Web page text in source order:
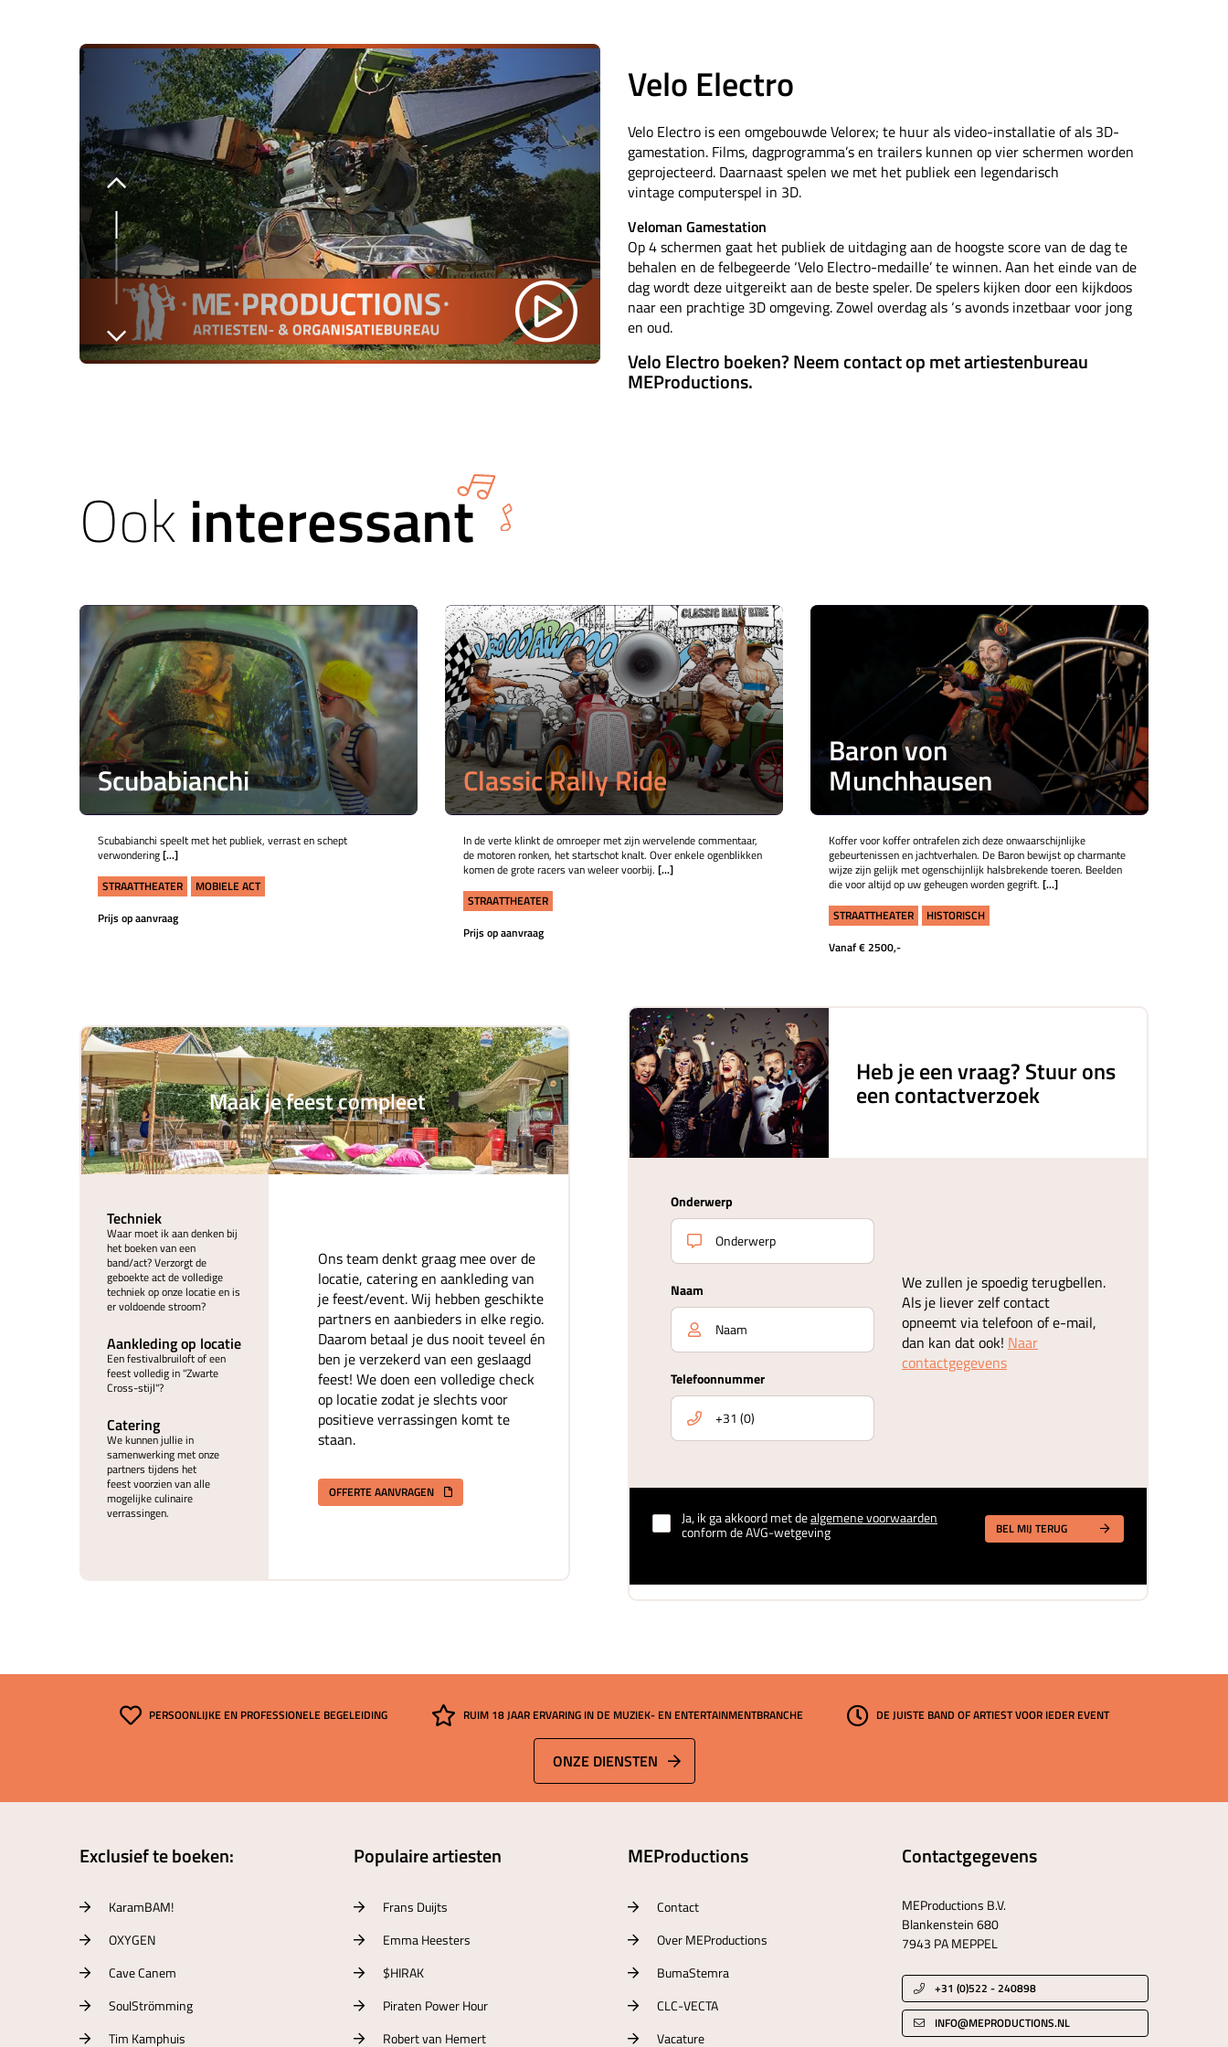
Velo Electro
Velo Electro is een omgebouwde Velorex; te huur als video-installatie of als 3D-
gamestation. Films, dagprogramma’s en trailers kunnen op vier schermen worden
geprojecteerd. Daarnaast spelen we met het publiek een legendarisch
vintage computerspel in 3D.
Veloman Gamestation
Op 4 schermen gaat het publiek de uitdaging aan de hoogste score van de dag te
behalen en de felbegeerde ‘Velo Electro-medaille’ te winnen. Aan het einde van de
dag wordt deze uitgereikt aan de beste speler. De spelers kijken door een kijkdoos
naar een prachtige 3D omgeving. Zowel overdag als ‘s avonds inzetbaar voor jong
en oud.
Velo Electro boeken? Neem contact op met artiestenbureau
MEProductions.
Ookinteressant
Scubabianchi
Scubabianchi speelt met het publiek, verrast en schept
verwondering[...]
STRAATTHEATER
MOBIELE ACT
Prijs op aanvraag
Classic Rally Ride
In de verte klinkt de omroeper met zijn wervelende commentaar,
de motoren ronken, het startschot knalt. Over enkele ogenblikken
komen de grote racers van weleer voorbij. [...]
STRAATTHEATER
Prijs op aanvraag
Baron von
Munchhausen
Koffer voor koffer ontrafelen zich deze onwaarschijnlijke
gebeurtenissen en jachtverhalen. De Baron bewijst op charmante
wijze zijn gelijk met ogenschijnlijk halsbrekende toeren. Beelden
die voor altijd op uw geheugen worden gegrift. [...]
STRAATTHEATER
HISTORISCH
Vanaf € 2500,-
Maak je feest compleet
Techniek
Waar moet ik aan denken bij
het boeken van een
band/act? Verzorgt de
geboekte act de volledige
techniek op onze locatie en is
er voldoende stroom?
Aankleding op locatie
Een festivalbruiloft of een
feest volledig in "Zwarte
Cross-stijl"?
Catering
We kunnen jullie in
samenwerking met onze
partners tijdens het
feest voorzien van alle
mogelijke culinaire
verrassingen.
Ons team denkt graag mee over de
locatie, catering en aankleding van
je feest/event. Wij hebben geschikte
partners en aanbieders in elke regio.
Daarom betaal je dus nooit teveel én
ben je verzekerd van een geslaagd
feest! We doen een volledige check
op locatie zodat je slechts voor
positieve verrassingen komt te
staan.
OFFERTE AANVRAGEN
Heb je een vraag? Stuur ons
een contactverzoek
Onderwerp
Naam
Telefoonnummer
We zullen je spoedig terugbellen.
Als je liever zelf contact
opneemt via telefoon of e-mail,
dan kan dat ook! Naar
contactgegevens
Ja, ik ga akkoord met dealgemene voorwaarden
conform de AVG-wetgeving BEL MIJ TERUG
PERSOONLIJKE EN PROFESSIONELE BEGELEIDING RUIM 18 JAAR ERVARING IN DE MUZIEK- EN ENTERTAINMENTBRANCHE DE JUISTE BAND OF ARTIEST VOOR IEDER EVENT
ONZE DIENSTEN
Exclusief te boeken:
KaramBAM!
OXYGEN
Cave Canem
SoulStrömming
Tim Kamphuis
Populaire artiesten
Frans Duijts
Emma Heesters
$HIRAK
Piraten Power Hour
Robert van Hemert
MEProductions
Contact
Over MEProductions
BumaStemra
CLC-VECTA
Vacature
Contactgegevens
MEProductions B.V.
Blankenstein 680
7943 PA MEPPEL
+31 (0)522 - 240898
INFO@MEPRODUCTIONS.NL